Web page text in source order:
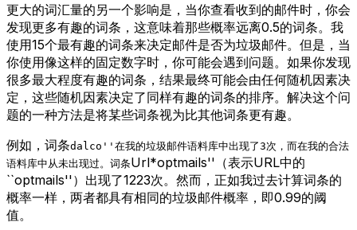
更大的词汇量的另一个影响是，当你查看收到的邮件时，你会
发现更多有趣的词条，这意味着那些概率远离0.5的词条。我
使用15个最有趣的词条来决定邮件是否为垃圾邮件。但是，当
你使用像这样的固定数字时，你可能会遇到问题。如果你发现
很多最大程度有趣的词条，结果最终可能会由任何随机因素决
定，这些随机因素决定了同样有趣的词条的排序。解决这个问
题的一种方法是将某些词条视为比其他词条更有趣。
例如，词条dalco''在我的垃圾邮件语料库中出现了3次，而在我的合法
语料库中从未出现过。词条Url*optmails''（表示URL中的
``optmails''）出现了1223次。然而，正如我过去计算词条的
概率一样，两者都具有相同的垃圾邮件概率，即0.99的阈
值。